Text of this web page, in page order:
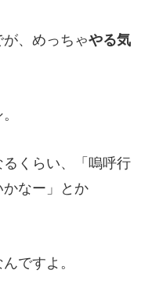
、めっちゃやる気
くらい、「嗚呼行
かなー」とか
ですよ。